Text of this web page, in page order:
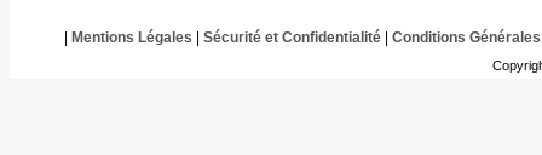
Mentions Légales Sécurité et Confidentialité| Conditions Générales